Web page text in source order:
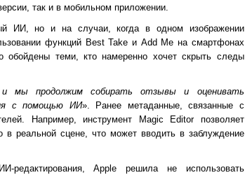
так и в мобильном приложении.
ИИ, но и на случаи, когда в одном изображении
функций Best Take и Add Me на смартфонах
теми, кто намеренно хочет скрыть следы
мы продолжим собирать отзывы и оценивать
с помощью ИИ». Ранее метаданные, связанные с
Например, инструмент Magic Editor позволяет
реальной сцене, что может вводить в заблуждение
Apple решила не использовать